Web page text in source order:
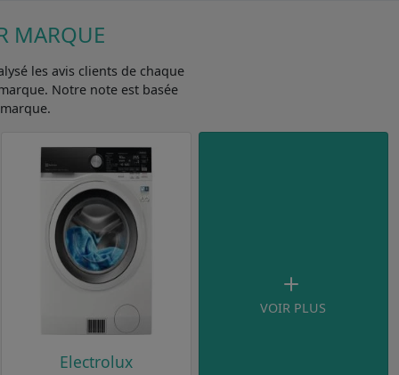
MARQUE
les avis clients de chaque
Notre note est basée
Electrolux
VOIR PLUS